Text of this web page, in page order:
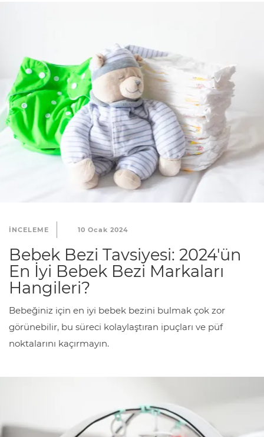
INCELEME 10 Ocak 2024
Bebek Bezi Tavsiyesi: 2024'ün
En İyi Bebek Bezi Markaları
Hangileri?
Bebeğiniz için en iyi bebek bezini bulmak çok zor
görünebilir, bu süreci kolaylaştıran ipuçları ve püf
noktalarını kaçırmayın.